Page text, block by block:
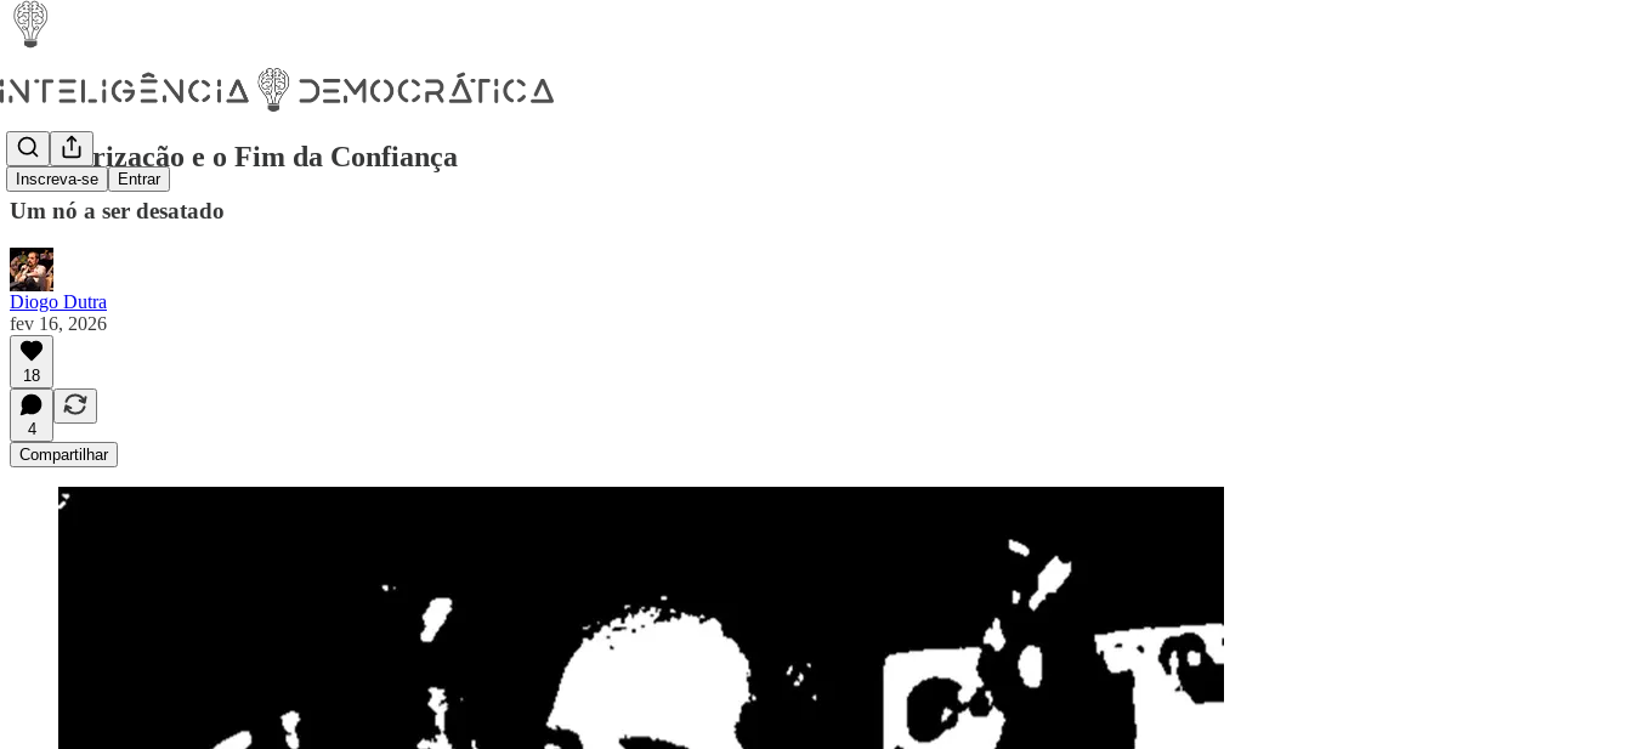
Inscreva-se Entrar
A Polarização e o Fim da Confiança
Um nó a ser desatado
Diogo Dutra
fev 16, 2026
18
4
Compartilhar